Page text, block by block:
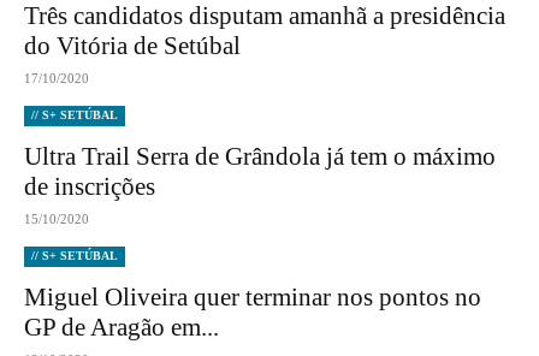
Três candidatos disputam amanhã a presidência
do Vitória de Setúbal
17/10/2020
// S+ SETÚBAL
Ultra Trail Serra de Grândola já tem o máximo
de inscrições
15/10/2020
// S+ SETÚBAL
Miguel Oliveira quer terminar nos pontos no
GP de Aragão em...